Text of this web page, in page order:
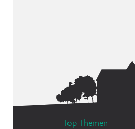
Top Themen